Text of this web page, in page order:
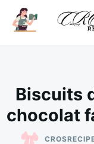
SkipSearch
for:
Biscuits
chocolat